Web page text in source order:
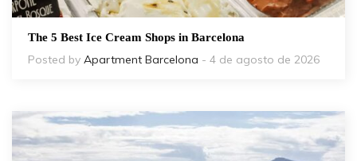
The 5 Best Ice Cream Shops in Barcelona
Posted by Apartment Barcelona - 4 de agosto de 2026